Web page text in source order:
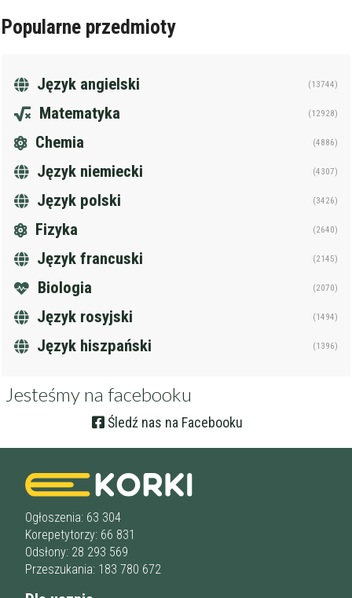
Popularne przedmioty
Język angielski (13744)
Matematyka (12928)
Chemia (4886)
Język niemiecki (4307)
Język polski (3426)
Fizyka (2640)
Język francuski (2145)
Biologia (2070)
Język rosyjski (1494)
Język hiszpański (1396)
Jesteśmy na facebooku
Śledź nas na Facebooku
Ogłoszenia: 63 304
Korepetytorzy: 66 831
Odsłony: 28 293 569
Przeszukania: 183 780 672